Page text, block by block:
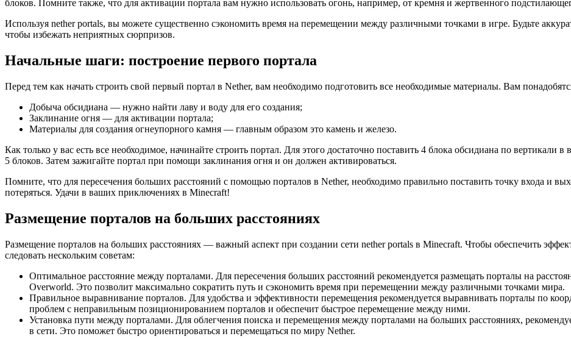
блоков. Помните также, что для активации портала вам нужно использовать огонь, например, от кремня и жертвенного
Используя nether portals, вы можете существенно сэкономить время на перемещении между различными точками в игре. Будьте
чтобы избежать неприятных сюрпризов.
Начальные шаги: построение первого портала
Перед тем как начать строить свой первый портал в Nether, вам необходимо подготовить все необходимые материалы. Вам
Добыча обсидиана — нужно найти лаву и воду для его создания;
Заклинание огня — для активации портала;
Материалы для создания огнеупорного камня — главным образом это камень и железо.
Как только у вас есть все необходимое, начинайте строить портал. Для этого достаточно поставить 4 блока обсидиана по вертикали
5 блоков. Затем зажигайте портал при помощи заклинания огня и он должен активироваться.
Помните, что для пересечения больших расстояний с помощью порталов в Nether, необходимо правильно поставить точку входа и
потеряться. Удачи в ваших приключениях в Minecraft!
Размещение порталов на больших расстояниях
Размещение порталов на больших расстояниях — важный аспект при создании сети nether portals в Minecraft. Чтобы обеспечить
следовать нескольким советам:
Оптимальное расстояние между порталами. Для пересечения больших расстояний рекомендуется размещать порталы на
Overworld. Это позволит максимально сократить путь и сэкономить время при перемещении между различными точками мира.
Правильное выравнивание порталов. Для удобства и эффективности перемещения рекомендуется выравнивать порталы по
проблем с неправильным позиционированием порталов и обеспечит быстрое перемещение между ними.
Установка пути между порталами. Для облегчения поиска и перемещения между порталами на больших расстояниях,
в сети. Это поможет быстро ориентироваться и перемещаться по миру Nether.